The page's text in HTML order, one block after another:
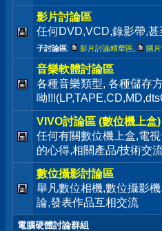
影片討論區
任何DVD,VCD,錄影帶,
子討論區: 影片討論精華區 購
音樂軟體討論區
各種音樂類型, 各種儲存
呦
VIVO討論區 (數位機上盒)
任何有關數位機上盒,電
的心得,相關產品/技術交
數位攝影討論區
舉凡數位相機,數位攝影
論,發表作品互相交流
電腦硬體討論群組